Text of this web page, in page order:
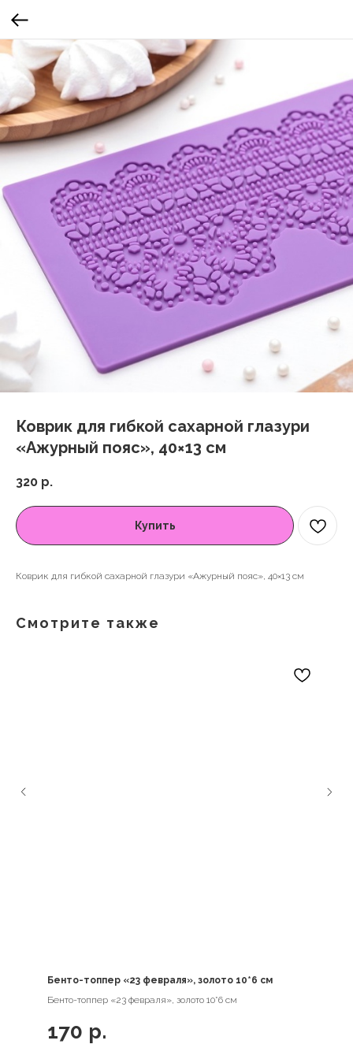
Коврик для гибкой сахарной глазури
«Ажурный пояс», 40×13 см
320 р.
Купить
Коврик для гибкой сахарной глазури «Ажурный пояс», 40×13 см
Смотрите также
Бенто-топпер «23 февраля», золото 10*6 см
Бенто-топпер «23 февраля», золото 10*6 см
170 р.